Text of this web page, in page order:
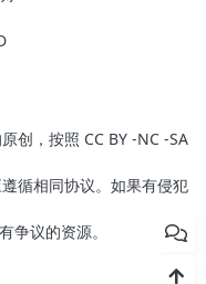
创，按照 CC BY -NC -SA
循相同协议。如果有侵犯
争议的资源。